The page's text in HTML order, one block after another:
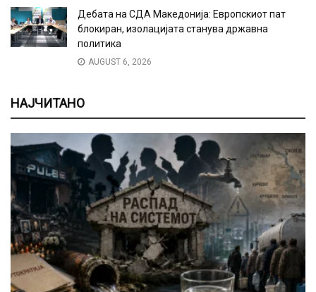
Дебата на СДА Македонија: Европскиот пат
блокиран, изолацијата станува државна
политика
AUGUST 6, 2026
НАЈЧИТАНО